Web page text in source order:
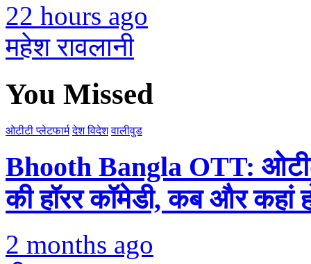
22 hours ago
महेश रावलानी
You Missed
ओटीटी प्लेटफार्म देश विदेश वालीवुड
Bhooth Bangla OTT:
की हॉरर कॉमेडी, कब और कहां
2 months ago